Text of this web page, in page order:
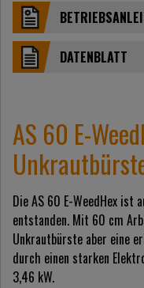
DATENBLATT
AS 60 E-
Die AS 60 E-WeedHex ist
entstanden. Mit 60 cm
Unkrautbürste aber eine
durch einen starken
3,46 kW.